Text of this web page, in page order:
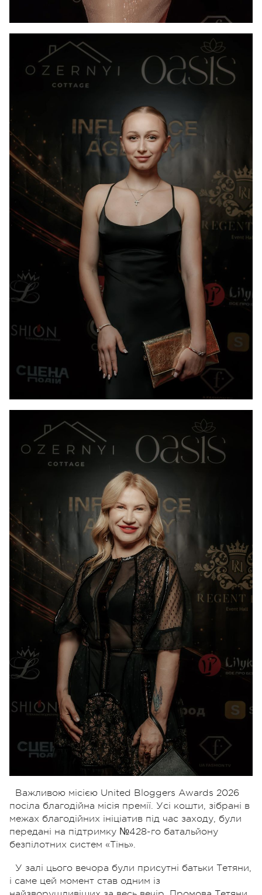
Важливою місією United Bloggers Awards 2026
посіла благодійна місія премії. Усі кошти, зібрані в
межах благодійних ініціатив під час заходу, були
передані на підтримку №428-го батальйону
безпілотних систем «Тінь».
У залі цього вечора були присутні батьки Тетяни,
і саме цей момент став одним із